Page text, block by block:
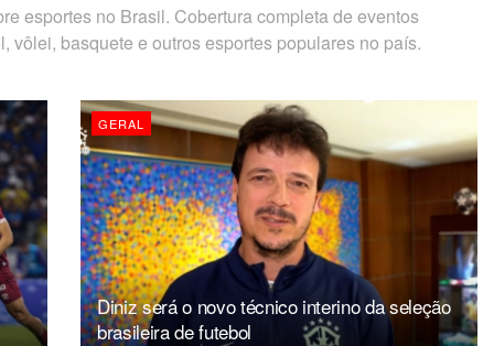
esportes no Brasil. Cobertura completa de eventos
vôlei, basquete e outros esportes populares no país.
GERAL
Diniz será o novo técnico interino da seleção
brasileira de futebol